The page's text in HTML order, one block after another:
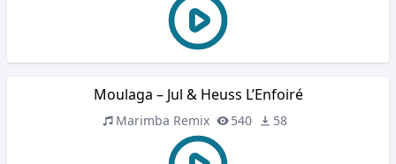
Moulaga – Jul & Heuss L’Enfoiré
Marimba Remix 540 58